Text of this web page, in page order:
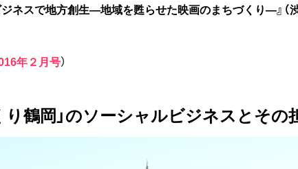
ジネスで地方創生―地域を甦らせた映画のまちづくり―』（
年２月号）
り鶴岡」のソーシャルビジネスとその